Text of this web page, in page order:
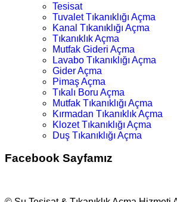
Tesisat
Tuvalet Tıkanıklığı Açma
Kanal Tıkanıklığı Açma
Tıkanıklık Açma
Mutfak Gideri Açma
Lavabo Tıkanıklığı Açma
Gider Açma
Pimaş Açma
Tıkalı Boru Açma
Mutfak Tıkanıklığı Açma
Kırmadan Tıkanıklık Açma
Klozet Tıkanıklığı Açma
Duş Tıkanıklığı Açma
Facebook Sayfamız